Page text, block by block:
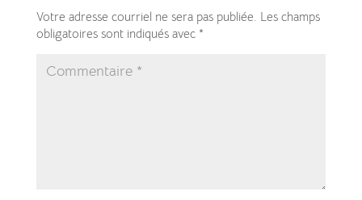
Votre adresse courriel ne sera pas publiée. Les champs
obligatoires sont indiqués avec *